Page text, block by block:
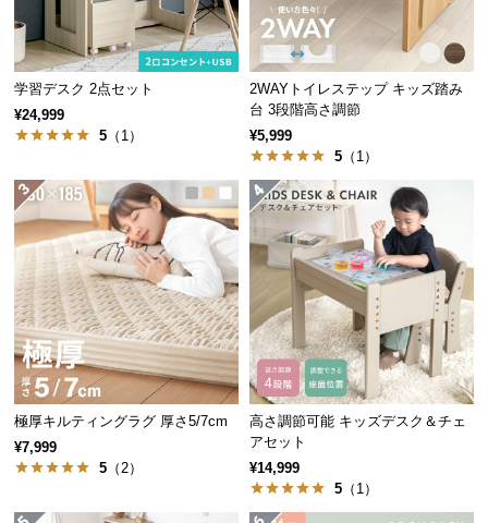
様
ポ
ー
ト
お
知
せ
ブ
ロ
グ
業
学習デスク 2点セット
¥24,999
5 （1）
2WAYトイレステップ キッズ踏み
台 3段階高さ調節
¥5,999
5 （1）
極厚キルティングラグ 厚さ5/7cm
¥7,999
5 （2）
高さ調節可能 キッズデスク＆チェ
アセット
¥14,999
5 （1）